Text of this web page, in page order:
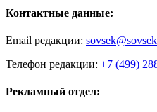
Контактные данные:
Email редакции:
Телефон редакции: +7 (499)
Рекламный отдел: